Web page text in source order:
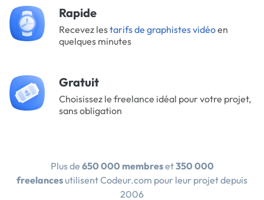
Rapide
Recevez lestarifs de graphistes vidéoen
quelques minutes
Gratuit
Choisissez le freelance idéal pour votre projet,
sans obligation
Plus de 650 000 membreset350 000
freelances utilisent Codeur.com pour leur projet depuis
2006